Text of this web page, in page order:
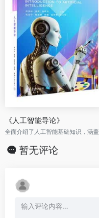
《人工智能导论》
暂无评论